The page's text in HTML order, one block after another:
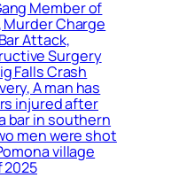
Member of
Charge
Attack,
Surgery
Falls Crash
A man has
injured after
bar in southern
men were shot
village